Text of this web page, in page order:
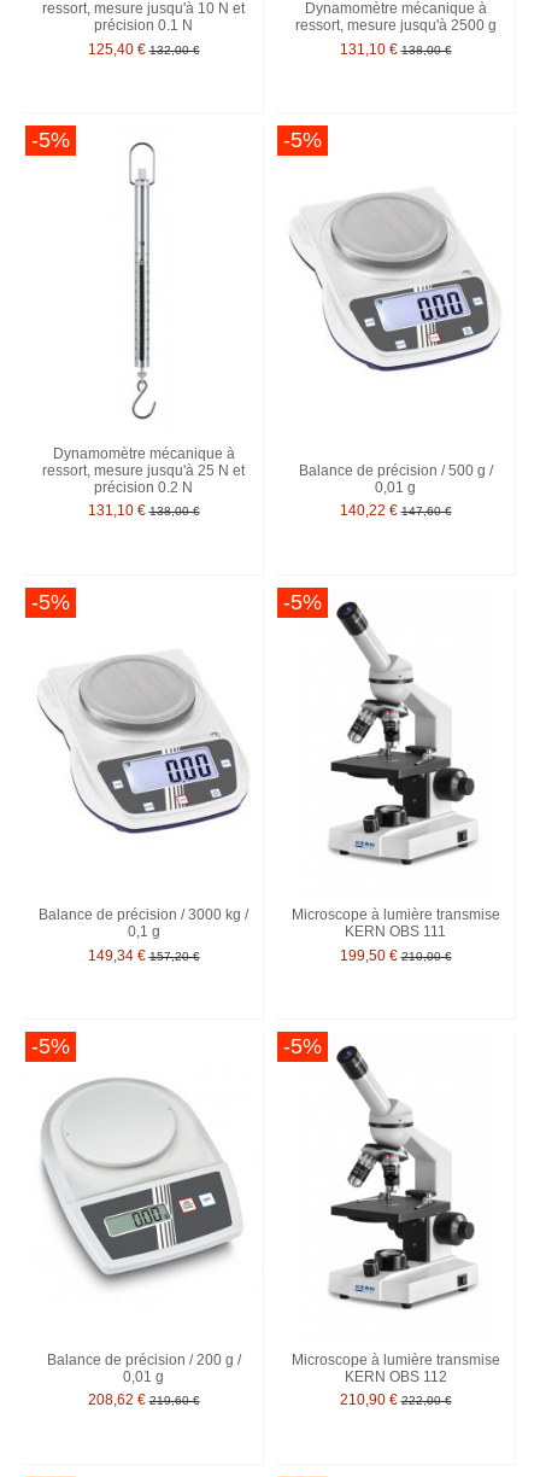
ressort, mesure jusqu'à 10 N et
précision 0.1 N
125,40 € 132,00 €
Dynamomètre mécanique à
ressort, mesure jusqu'à 2500 g
131,10 € 138,00 €
-5%
Dynamomètre mécanique à
ressort, mesure jusqu'à 25 N et
précision 0.2 N
131,10 € 138,00 €
-5%
Balance de précision / 500 g /
0,01 g
140,22 € 147,60 €
-5%
Balance de précision / 3000 kg /
0,1 g
149,34 € 157,20 €
-5%
Microscope à lumière transmise
KERN OBS 111
199,50 € 210,00 €
-5%
Balance de précision / 200 g /
0,01 g
208,62 € 219,60 €
-5%
Microscope à lumière transmise
KERN OBS 112
210,90 € 222,00 €